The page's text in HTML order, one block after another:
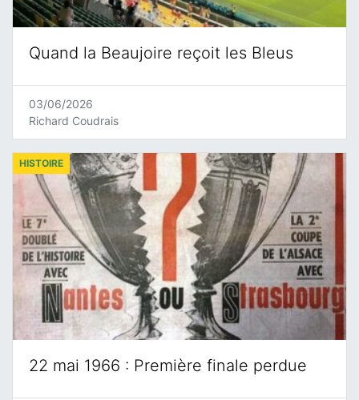
Quand la Beaujoire reçoit les Bleus
03/06/2026
Richard Coudrais
22 mai 1966 : Première finale perdue
HISTOIRE